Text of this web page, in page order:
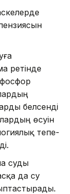
ретінде
белсенді
өсуін
тепе-
суды
да су